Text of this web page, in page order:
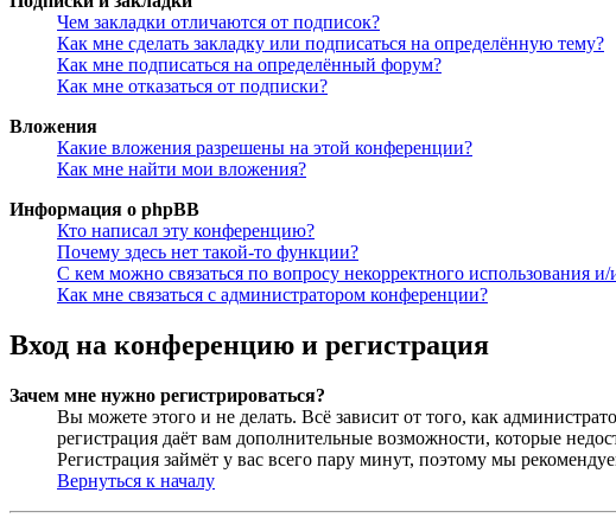
Чем закладки отличаются от подписок?
Как мне сделать закладку или подписаться на определённую тему?
Как мне подписаться на определённый форум?
Как мне отказаться от подписки?
Вложения
Какие вложения разрешены на этой конференции?
Как мне найти мои вложения?
Информация о phpBB
Кто написал эту конференцию?
Почему здесь нет такой-то функции?
С кем можно связаться по вопросу некорректного использования
Как мне связаться с администратором конференции?
Вход на конференцию и регистрация
Зачем мне нужно регистрироваться?
Вы можете этого и не делать. Всё зависит от того, как
регистрация даёт вам дополнительные возможности, которые
Регистрация займёт у вас всего пару минут, поэтому мы
Вернуться к началу